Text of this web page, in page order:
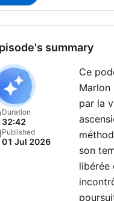
summary
Duration
32:42
Published
01 Jul 2026
Ce
Marlon
par la
son
libérée